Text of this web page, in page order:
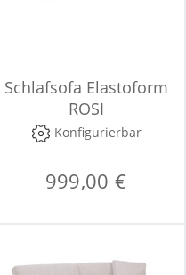
Schlafsofa Elastoform
ROSI
Konfigurierbar
999,00 €